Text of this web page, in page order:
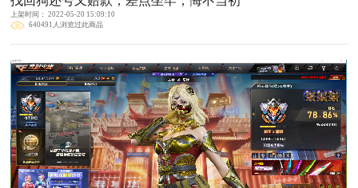
上架时间： 2022-05-20 15:09:10
640491人浏览过此商品